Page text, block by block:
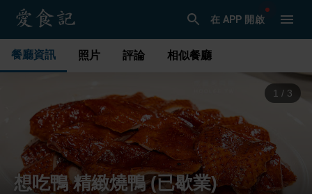
在 APP 開啟
餐廳資訊 照片 評論 相似餐廳
1 / 3
想吃鴨 精緻燒鴨 (已歇業)